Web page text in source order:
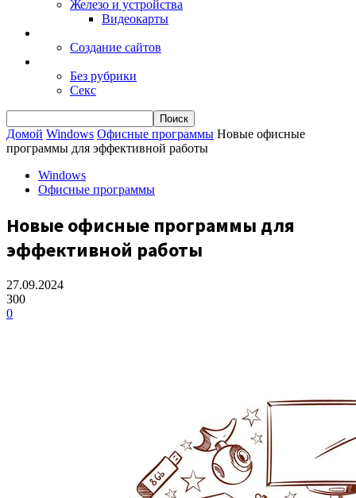
Железо и устройства
Видеокарты
Создание сайтов
Без рубрики
Секс
Домой Windows Офисные программы Новые офисные
программы для эффективной работы
Windows
Офисные программы
Новые офисные программы для
эффективной работы
27.09.2024
300
0